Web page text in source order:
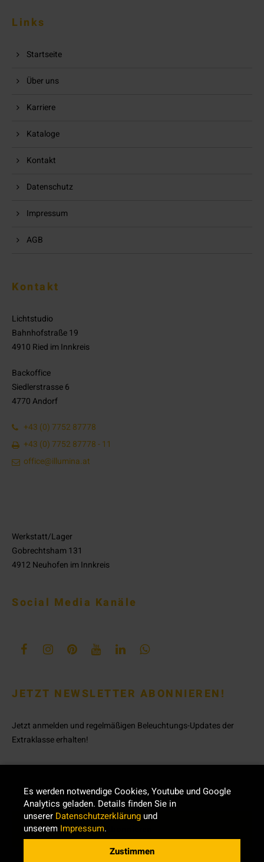
Links
Startseite
Über uns
Karriere
Kataloge
Kontakt
Datenschutz
Impressum
AGB
Kontakt
Lichtstudio
Bahnhofstraße 19
4910 Ried im Innkreis
Backoffice
Siedlerstrasse 6
4770 Andorf
+43 (0) 7752 87778
+43 (0) 7752 87778 - 11
office@illumina.at
Werkstatt/Lager
Gobrechtsham 131
4912 Neuhofen im Innkreis
Social Media Kanäle
JETZT NEWSLETTER ABONNIEREN!
Jetzt anmelden und regelmäßigen Beleuchtungs-Updates der
Extraklasse erhalten!
Zustimmen
Es werden notwendige Cookies, Youtube und Google
Analytics geladen. Details finden Sie in
unserer Datenschutzerklärung und
unserem Impressum.